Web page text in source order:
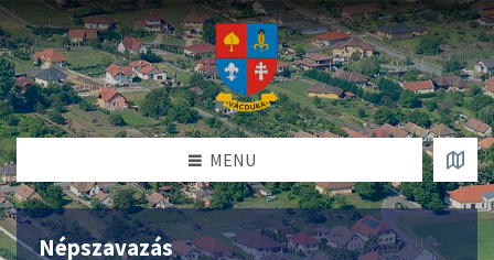
MENU
Népszavazás